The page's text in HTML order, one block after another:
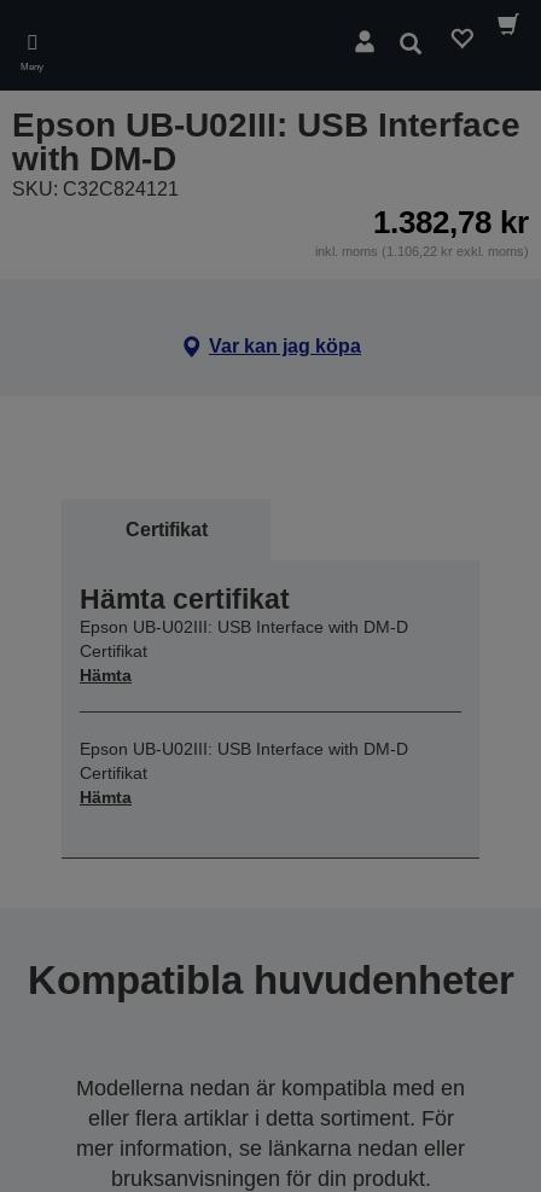
main
content
Meny
Sök
Epson UB-U02III: USB Interface
with DM-D
SKU: C32C824121
1.382,78 kr
inkl. moms (1.106,22 kr exkl. moms)
Var kan jag köpa
Certifikat
Hämta certifikat
Epson UB-U02III: USB Interface with DM-D
Certifikat
Hämta
Epson UB-U02III: USB Interface with DM-D
Certifikat
Hämta
Kompatibla huvudenheter
Modellerna nedan är kompatibla med en
eller flera artiklar i detta sortiment. För
mer information, se länkarna nedan eller
bruksanvisningen för din produkt.